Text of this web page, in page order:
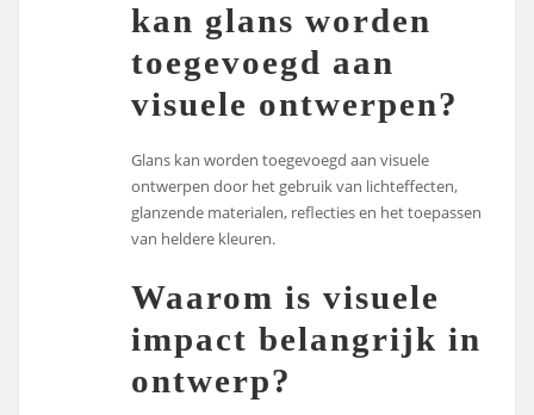
kan glans worden
toegevoegd aan
visuele ontwerpen?
Glans kan worden toegevoegd aan visuele
ontwerpen door het gebruik van lichteffecten,
glanzende materialen, reflecties en het toepassen
van heldere kleuren.
Waarom is visuele
impact belangrijk in
ontwerp?